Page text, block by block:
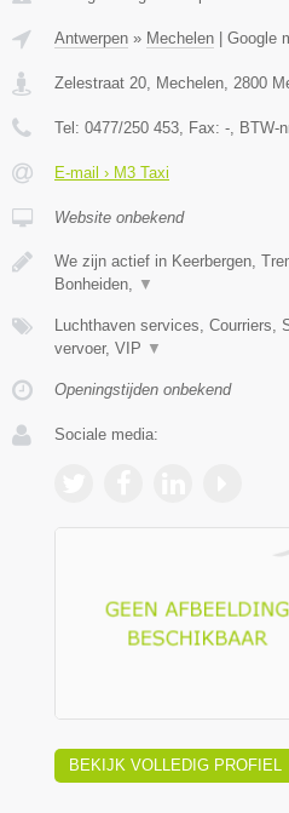
Antwerpen » Mechelen Google
Zelestraat 20, Mechelen, 2800
Tel: 0477/250 453, Fax: -, BTW-
E-mail › M3 Taxi
Website onbekend
We zijn actief in Keerbergen,
Bonheiden, ▼
Luchthaven services, Courriers,
vervoer, VIP ▼
Openingstijden onbekend
Sociale media:
BEKIJK VOLLEDIG PROFIEL